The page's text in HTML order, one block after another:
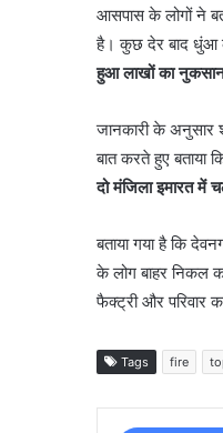
आसपास के लोगों ने
है। कुछ देर बाद धुंआ
हुआ लाखों का
जानकारी के अनुसार
बात करते हुए
दो मंजिला इमारत में
बताया गया है कि
के लोग बाहर निकल
फैक्ट्री और परिवार
Tags fire